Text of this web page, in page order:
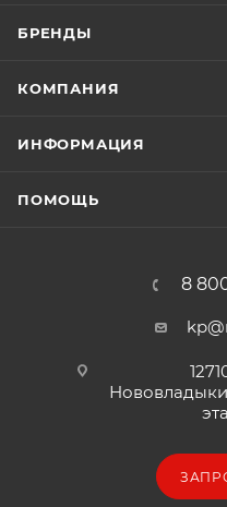
БРЕНДЫ
КОМПАНИЯ
ИНФОРМАЦИЯ
ПОМОЩЬ
8